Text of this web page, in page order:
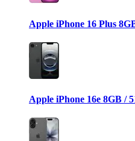
Apple iPhone 16 Plus
Apple iPhone 16e 8GB /